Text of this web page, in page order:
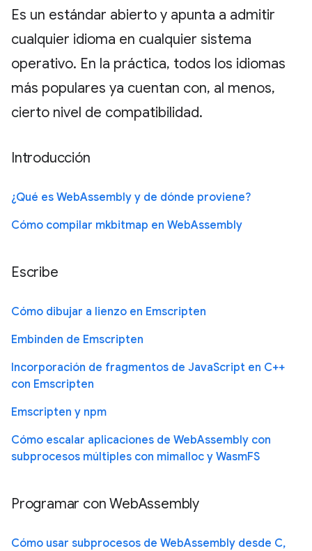
Es un estándar abierto y apunta a admitir
cualquier idioma en cualquier sistema
operativo. En la práctica, todos los idiomas
más populares ya cuentan con, al menos,
cierto nivel de compatibilidad.
Introducción
¿Qué es WebAssembly y de dónde proviene?
Cómo compilar mkbitmap en WebAssembly
Escribe
Cómo dibujar a lienzo en Emscripten
Embinden de Emscripten
Incorporación de fragmentos de JavaScript en C++
con Emscripten
Emscripten y npm
Cómo escalar aplicaciones de WebAssembly con
subprocesos múltiples con mimalloc y WasmFS
Programar con WebAssembly
Cómo usar subprocesos de WebAssembly desde C,